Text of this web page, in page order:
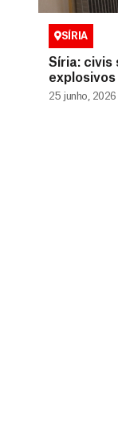
SÍRIA
Síria: civis
25 junho, 2026